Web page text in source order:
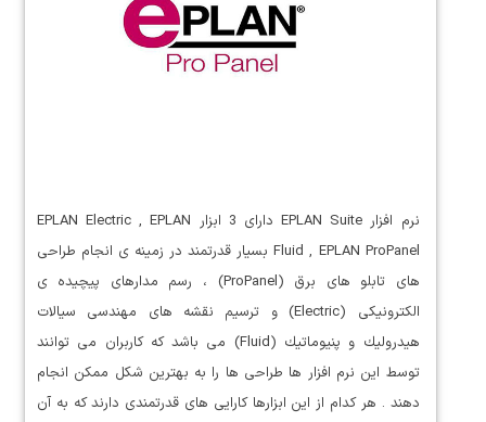
نرم افزار EPLAN Suite دارای 3 ابزار EPLAN Electric , EPLAN
Fluid , EPLAN ProPanel بسیار قدرتمند در زمینه ی انجام طراحی
های تابلو های برق (ProPanel) ، رسم مدارهای پیچیده‌ ی
الکترونیکی (Electric) و ترسیم نقشه های مهندسی سیالات
هیدرولیك و پنیوماتیك (Fluid) می باشد که کاربران می توانند
توسط این نرم افزار ها طراحی ها را به بهترین شکل ممکن انجام
دهند . هر کدام از این ابزارها کارایی های قدرتمندی دارند که به آن